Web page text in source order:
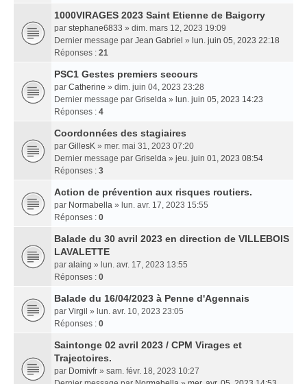
1000VIRAGES 2023 Saint Etienne de Baigorry
par stephane6833 » dim. mars 12, 2023 19:09
Dernier message par Jean Gabriel » lun. juin 05, 2023 22:18
Réponses : 21
PSC1 Gestes premiers secours
par Catherine » dim. juin 04, 2023 23:28
Dernier message par Griselda » lun. juin 05, 2023 14:23
Réponses : 4
Coordonnées des stagiaires
par GillesK » mer. mai 31, 2023 07:20
Dernier message par Griselda » jeu. juin 01, 2023 08:54
Réponses : 3
Action de prévention aux risques routiers.
par Normabella » lun. avr. 17, 2023 15:55
Réponses : 0
Balade du 30 avril 2023 en direction de VILLEBOIS
LAVALETTE
par alaing » lun. avr. 17, 2023 13:55
Réponses : 0
Balade du 16/04/2023 à Penne d'Agennais
par Virgil » lun. avr. 10, 2023 23:05
Réponses : 0
Saintonge 02 avril 2023 / CPM Virages et
Trajectoires.
par Domivfr » sam. févr. 18, 2023 10:27